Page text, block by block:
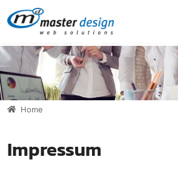
Direkt zur Hauptnavigation springen
Direkt zum Inhalt springen
Home
Impressum